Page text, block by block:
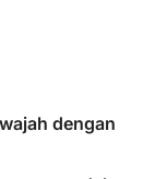
dengan